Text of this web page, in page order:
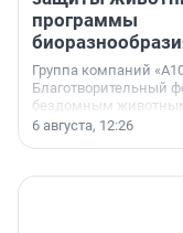
программы
Группа компаний
Благотворительный
бездомным
заключили
6 августа, 12:26